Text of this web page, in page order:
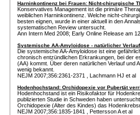
Harninkontinenz bei Frauen: Nicht-chirurgische
Konservatives Management ist die primäre
weiblichen Harninkontinenz. Welche nicht-
besten eignen, wurde in einer aktuell in den
systematischen Review untersucht.
Ann Intern Med 2008; Early Online Release am
Systemische AA-Amyloidose - natürlicher
Die systemische AA-Amyloidose ist eine
chronisch entzündlichen Erkrankungen, bei der
(AA) kommt. Über deren natürlichen Verlauf und
wenig bekannt.
NEJM 2007;356:2361-2371 , Lachmann HJ et al
Hodenhochstand: Orchidopexie vor Pubertät
Hodenhochstand ist ein Risikofaktor für
publizierten Studie in Schweden haben
Orchidopexie (Alter des Kindes) das
NEJM 2007;356:1835-1841 , Pettersson A et al